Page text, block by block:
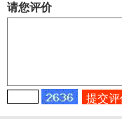
请您评价